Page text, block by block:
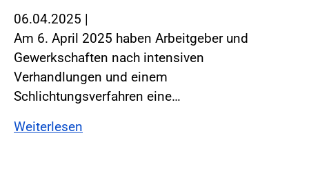
06.04.2025 |
Am 6. April 2025 haben Arbeitgeber und
Gewerkschaften nach intensiven
Verhandlungen und einem
Schlichtungsverfahren eine…
Weiterlesen